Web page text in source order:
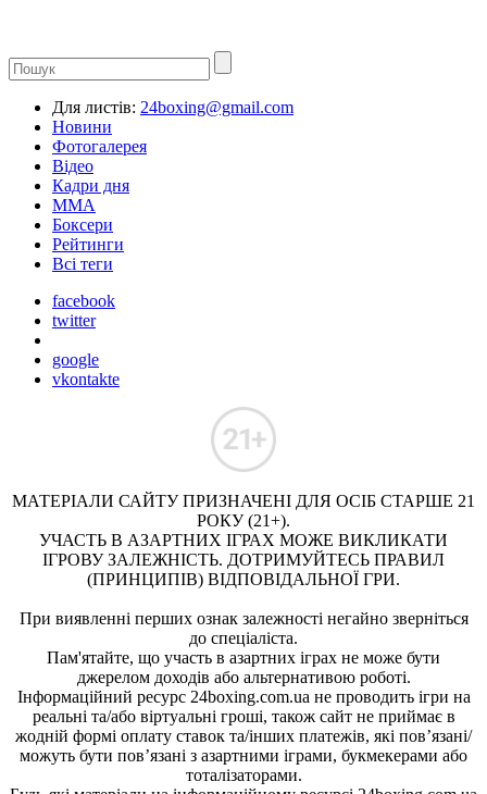
Для листів: 24boxing@gmail.com
Новини
Фотогалерея
Відео
Кадри дня
ММА
Боксери
Рейтинги
Всі теги
facebook
twitter
google
vkontakte
МАТЕРІАЛИ САЙТУ ПРИЗНАЧЕНІ ДЛЯ ОСІБ СТАРШЕ 21
РОКУ (21+).
УЧАСТЬ В АЗАРТНИХ ІГРАХ МОЖЕ ВИКЛИКАТИ
ІГРОВУ ЗАЛЕЖНІСТЬ. ДОТРИМУЙТЕСЬ ПРАВИЛ
(ПРИНЦИПІВ) ВІДПОВІДАЛЬНОЇ ГРИ.
При виявленні перших ознак залежності негайно зверніться
до спеціаліста.
Пам'ятайте, що участь в азартних іграх не може бути
джерелом доходів або альтернативою роботі.
Інформаційний ресурс 24boxing.com.ua не проводить ігри на
реальні та/або віртуальні гроші, також сайт не приймає в
жодній формі оплату ставок та/інших платежів, які пов’язані/
можуть бути пов’язані з азартними іграми, букмекерами або
тоталізаторами.